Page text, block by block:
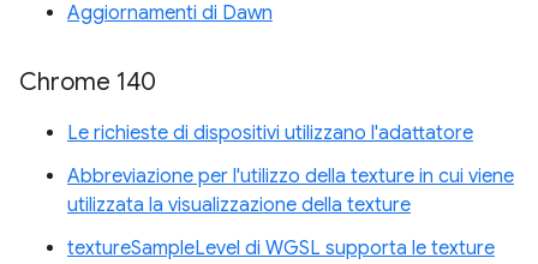
Aggiornamenti di Dawn
Chrome 140
Le richieste di dispositivi utilizzano l'adattatore
Abbreviazione per l'utilizzo della texture in cui viene
utilizzata la visualizzazione della texture
textureSampleLevel di WGSL supporta le texture